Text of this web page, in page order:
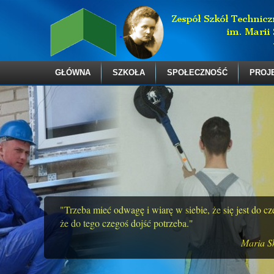
"Trzeba mieć odwagę i wiarę w siebie, że się jest do
że do tego czegoś dojść potrzeba."
Maria
GŁÓWNA SZKOŁA SPOŁECZNOŚĆ